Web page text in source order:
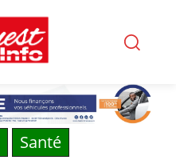
Santé